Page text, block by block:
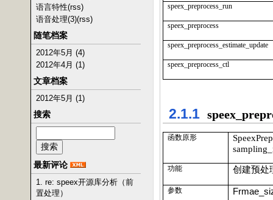
语言特性(rss)
语音处理(3)(rss)
随笔档案
2012年5月 (4)
2012年4月 (1)
文章档案
2012年5月 (1)
搜索
最新评论
1. re: speex开源库分析（前
置处理）
speex_preprocess_run
speex_preprocess
speex_preprocess_estimate_update
speex_preprocess_ctl
2.1.1
函数原形
功能 创建预处
参数